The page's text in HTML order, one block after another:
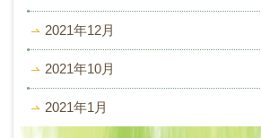
2021年12月
2021年10月
2021年1月